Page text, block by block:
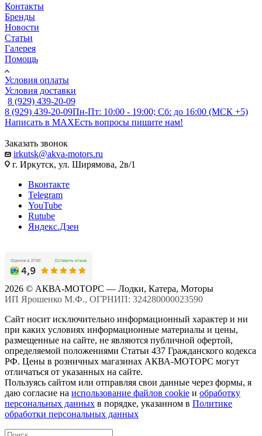
Контакты
Бренды
Новости
Статьи
Галерея
Помощь
Условия оплаты
Условия доставки
8 (929) 439-20-09
8 (929) 439-20-09Пн-Пт: 10:00 - 19:00; Сб: до 16:00 (МСК +5)
Написать в MAXЕсть вопросы пишите нам!
Заказать звонок
irkutsk@akva-motors.ru
г. Иркутск, ул. Ширямова, 2в/1
Вконтакте
Telegram
YouTube
Rutube
Яндекс.Дзен
2026 © АКВА-МОТОРС — Лодки, Катера, Моторы
ИП Ярошенко М.Ф., ОГРНИП: 324280000023590
Сайт носит исключительно информационный характер и ни
при каких условиях информационные материалы и цены,
размещенные на сайте, не являются публичной офертой,
определяемой положениями Статьи 437 Гражданского кодекса
РФ. Цены в розничных магазинах АКВА-МОТОРС могут
отличаться от указанных на сайте.
Пользуясь сайтом или отправляя свои данные через формы, я
даю согласие на использование файлов cookie и обработку
персональных данных в порядке, указанном в Политике
обработки персональных данных